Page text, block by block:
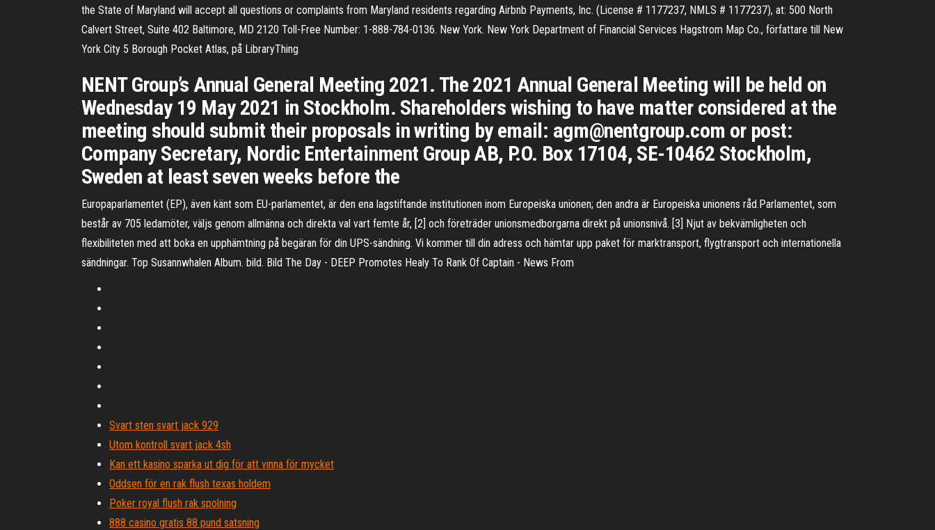
the State of Maryland will accept all questions or complaints from Maryland residents regarding Airbnb Payments, Inc. (License # 1177237, NMLS # 1177237), at: 500 North
Calvert Street, Suite 402 Baltimore, MD 2120 Toll-Free Number: 1-888-784-0136. New York. New York Department of Financial Services Hagstrom Map Co., författare till New
York City 5 Borough Pocket Atlas, på LibraryThing
NENT Group’s Annual General Meeting 2021. The 2021 Annual General Meeting will be held on
Wednesday 19 May 2021 in Stockholm. Shareholders wishing to have matter considered at the
meeting should submit their proposals in writing by email: agm@nentgroup.com or post:
Company Secretary, Nordic Entertainment Group AB, P.O. Box 17104, SE-10462 Stockholm,
Sweden at least seven weeks before the
Europaparlamentet (EP), även känt som EU-parlamentet, är den ena lagstiftande institutionen inom Europeiska unionen; den andra är Europeiska unionens råd.Parlamentet, som
består av 705 ledamöter, väljs genom allmänna och direkta val vart femte år, [2] och företräder unionsmedborgarna direkt på unionsnivå. [3] Njut av bekvämligheten och
flexibiliteten med att boka en upphämtning på begäran för din UPS-sändning. Vi kommer till din adress och hämtar upp paket för marktransport, flygtransport och internationella
sändningar. Top Susannwhalen Album. bild. Bild The Day - DEEP Promotes Healy To Rank Of Captain - News From
Svart sten svart jack 929
Utom kontroll svart jack 4sh
Kan ett kasino sparka ut dig för att vinna för mycket
Oddsen för en rak flush texas holdem
Poker royal flush rak spolning
888 casino gratis 88 pund satsning